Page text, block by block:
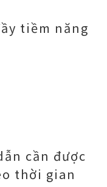
tiềm năng
cần được
thời gian